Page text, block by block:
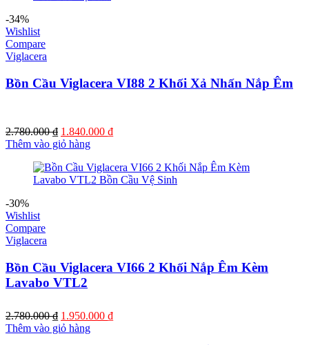
-34%
Wishlist
Compare
Viglacera
Bồn Cầu Viglacera VI88 2 Khối Xả Nhấn Nắp Êm
2.780.000₫ Giá
gốc
2.780.000 ₫.
1.840.000 ₫Giá
là:
1.840.000 ₫.
Thêm vào giỏ hàng
-30%
Wishlist
Compare
Viglacera
Bồn Cầu Viglacera VI66 2 Khối Nắp Êm Kèm
Lavabo VTL2
2.780.000₫ Giá
gốc
1.950.000 ₫Giá
Thêm vào giỏ hàng